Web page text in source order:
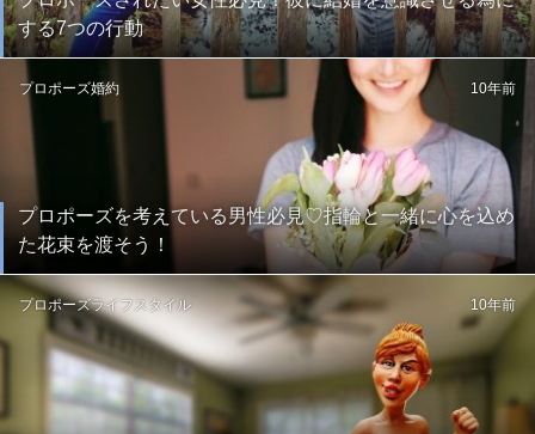
する7つの行動
プロポーズを考えている男性必見♡指輪と一緒に心を込め
た花束を渡そう！
プロポーズ婚約 10年前
プロポーズライフスタイル 10年前